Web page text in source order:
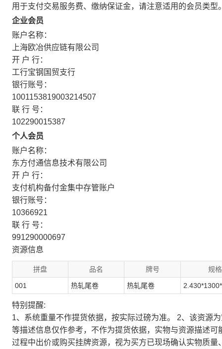
用于支付交易服务费、缴纳保证金，请注意适用的会员类型
企业会员
账户名称：
上海欧冶供应链有限公司
开 户 行：
工行宝钢国贸支行
银行账号：
1001153819003214507
联 行 号：
102290015387
个人会员
账户名称：
东方付通信息技术有限公司
开 户 行：
支付机构备付金集中存管账户
银行账号：
10366921
联 行 号：
991290000697
资源信息
拼盘 品名 牌号 规格
001 热轧尾卷 热轧尾卷
特别提醒:
1、系统重量不作提货依据，按实际过磅为准。 2、该资源
等描述信息仅作参考，不作为提货依据，实物与资源描述
过程中出价或购买挂牌资源，视为买方已现场确认实物质